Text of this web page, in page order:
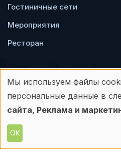
Гостиничные сети
Мероприятия
Ресторан
Пользовательское
соглашение
Любое использование
данных
и
Мы используем файлы
персональные данные в
сайта, Реклама и
ОК